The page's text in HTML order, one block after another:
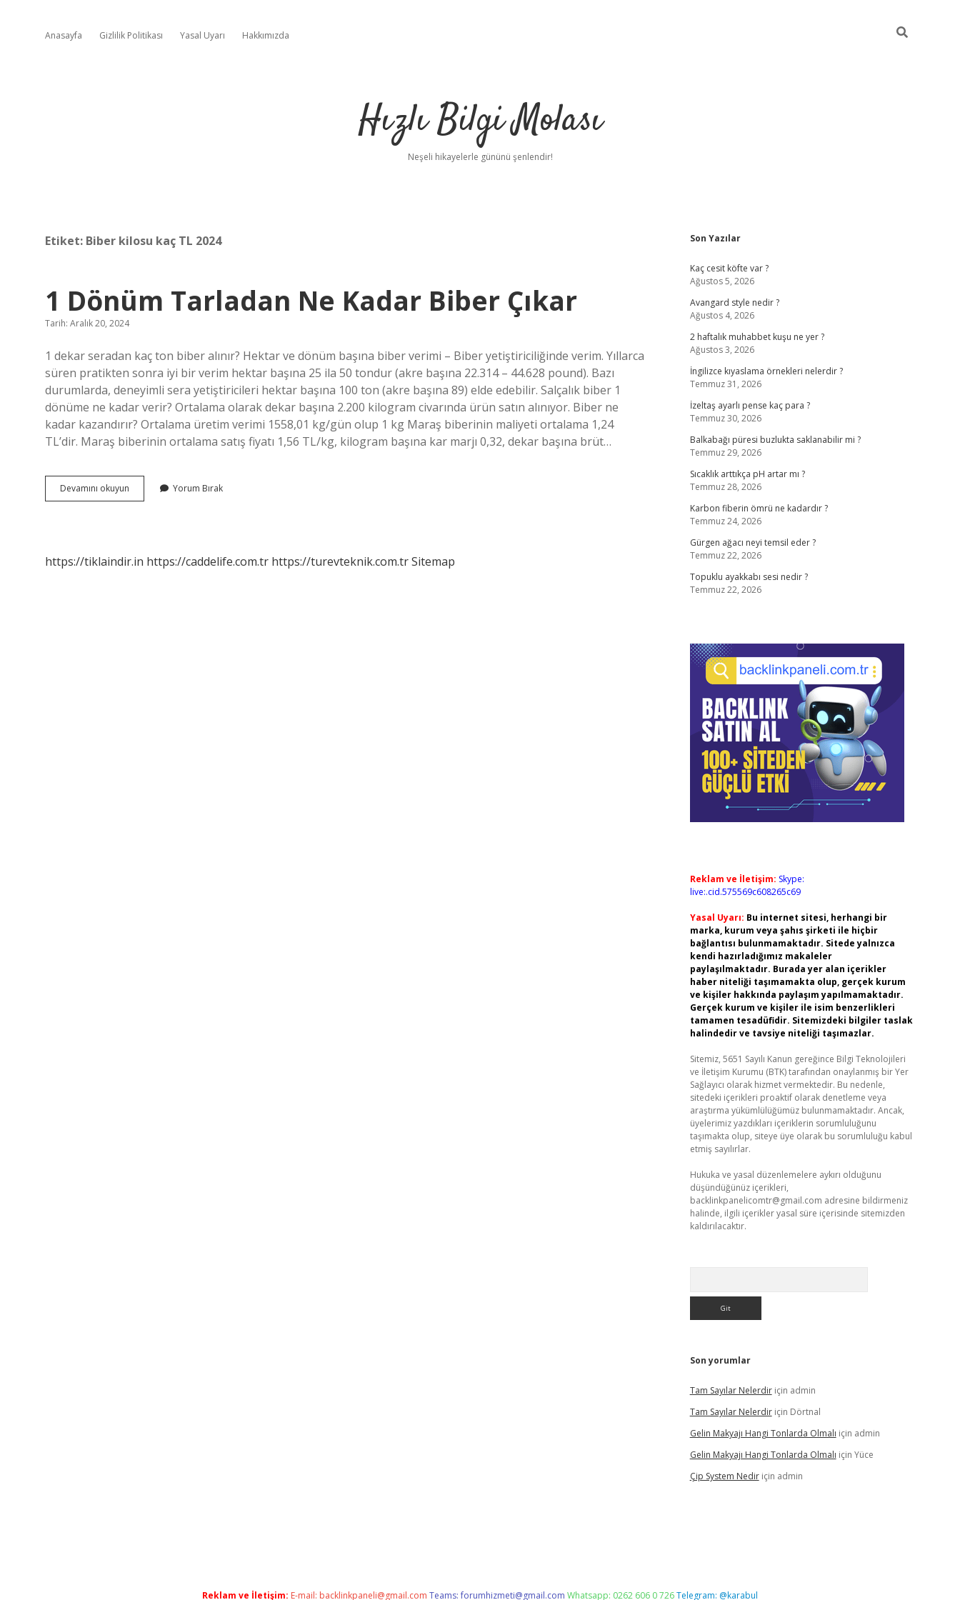
Anasayfa Gizlilik Politikası Yasal Uyarı Hakkımızda
Hızlı Bilgi Molası
Neşeli hikayelerle gününü şenlendir!
Etiket: Biber kilosu kaç TL 2024
1 Dönüm Tarladan Ne Kadar Biber Çıkar
Tarih: Aralık 20, 2024
1 dekar seradan kaç ton biber alınır? Hektar ve dönüm başına biber verimi – Biber yetiştiriciliğinde verim. Yıllarca
süren pratikten sonra iyi bir verim hektar başına 25 ila 50 tondur (akre başına 22.314 – 44.628 pound). Bazı
durumlarda, deneyimli sera yetiştiricileri hektar başına 100 ton (akre başına 89) elde edebilir. Salçalık biber 1
dönüme ne kadar verir? Ortalama olarak dekar başına 2.200 kilogram civarında ürün satın alınıyor. Biber ne
kadar kazandırır? Ortalama üretim verimi 1558,01 kg/gün olup 1 kg Maraş biberinin maliyeti ortalama 1,24
TL’dir. Maraş biberinin ortalama satış fiyatı 1,56 TL/kg, kilogram başına kar marjı 0,32, dekar başına brüt…
Devamını okuyun
Dönüm
Çıkar
Yorum Bırak
https://tiklaindir.in https://caddelife.com.tr https://turevteknik.com.trSitemap
Sidebar
Son Yazılar
Kaç cesit köfte var ?
Ağustos 5, 2026
Avangard style nedir ?
Ağustos 4, 2026
2 haftalık muhabbet kuşu ne yer ?
Ağustos 3, 2026
İngilizce kıyaslama örnekleri nelerdir ?
Temmuz 31, 2026
İzeltaş ayarlı pense kaç para ?
Temmuz 30, 2026
Balkabağı püresi buzlukta saklanabilir mi ?
Temmuz 29, 2026
Sıcaklık arttıkça pH artar mı ?
Temmuz 28, 2026
Karbon fiberin ömrü ne kadardır ?
Temmuz 24, 2026
Gürgen ağacı neyi temsil eder ?
Temmuz 22, 2026
Topuklu ayakkabı sesi nedir ?
Temmuz 22, 2026
Reklam ve İletişim: Skype:
live:.cid.575569c608265c69
Yasal Uyarı: Bu internet sitesi, herhangi bir
marka, kurum veya şahıs şirketi ile hiçbir
bağlantısı bulunmamaktadır. Sitede yalnızca
kendi hazırladığımız makaleler
paylaşılmaktadır. Burada yer alan içerikler
haber niteliği taşımamakta olup, gerçek kurum
ve kişiler hakkında paylaşım yapılmamaktadır.
Gerçek kurum ve kişiler ile isim benzerlikleri
tamamen tesadüfidir. Sitemizdeki bilgiler taslak
halindedir ve tavsiye niteliği taşımazlar.
Sitemiz, 5651 Sayılı Kanun gereğince Bilgi Teknolojileri
ve İletişim Kurumu (BTK) tarafından onaylanmış bir Yer
Sağlayıcı olarak hizmet vermektedir. Bu nedenle,
sitedeki içerikleri proaktif olarak denetleme veya
araştırma yükümlülüğümüz bulunmamaktadır. Ancak,
üyelerimiz yazdıkları içeriklerin sorumluluğunu
taşımakta olup, siteye üye olarak bu sorumluluğu kabul
etmiş sayılırlar.
Hukuka ve yasal düzenlemelere aykırı olduğunu
düşündüğünüz içerikleri,
backlinkpanelicomtr@gmail.com adresine bildirmeniz
halinde, ilgili içerikler yasal süre içerisinde sitemizden
kaldırılacaktır.
Son yorumlar
Tam Sayılar Nelerdiriçin admin
Tam Sayılar Nelerdiriçin Dörtnal
Gelin Makyajı Hangi Tonlarda Olmalı için admin
Gelin Makyajı Hangi Tonlarda Olmalı için Yüce
Çip System Nediriçin admin
Reklam ve İletişim: E-mail: backlinkpaneli@gmail.com Teams:forumhizmeti@gmail.com Whatsapp: 0262 606 0 726Telegram: @karabul